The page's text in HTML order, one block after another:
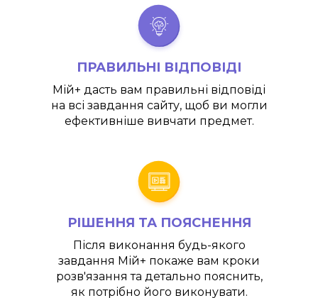
ПРАВИЛЬНІ ВІДПОВІДІ
Мій+ дасть вам правильні відповіді
на всі завдання сайту, щоб ви могли
ефективніше вивчати предмет.
РІШЕННЯ ТА ПОЯСНЕННЯ
Після виконання будь-якого
завдання Мій+ покаже вам кроки
розв'язання та детально пояснить,
як потрібно його виконувати.